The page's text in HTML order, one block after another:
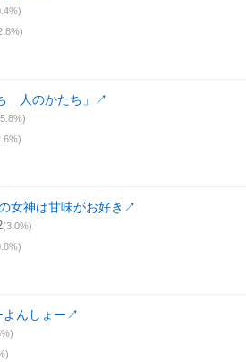
人のかたち」 ↗
神は甘味がお好き ↗
(3.0%)
んしょー↗